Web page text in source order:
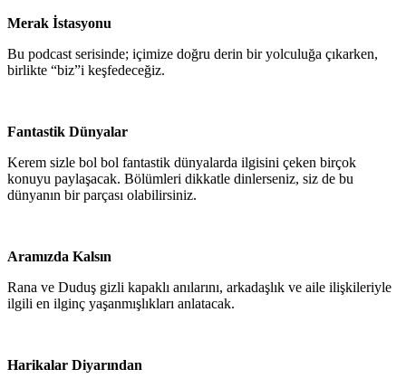
Merak İstasyonu
Bu podcast serisinde; içimize doğru derin bir yolculuğa çıkarken,
birlikte “biz”i keşfedeceğiz.
Fantastik Dünyalar
Kerem sizle bol bol fantastik dünyalarda ilgisini çeken birçok
konuyu paylaşacak. Bölümleri dikkatle dinlerseniz, siz de bu
dünyanın bir parçası olabilirsiniz.
Aramızda Kalsın
Rana ve Duduş gizli kapaklı anılarını, arkadaşlık ve aile ilişkileriyle
ilgili en ilginç yaşanmışlıkları anlatacak.
Harikalar Diyarından